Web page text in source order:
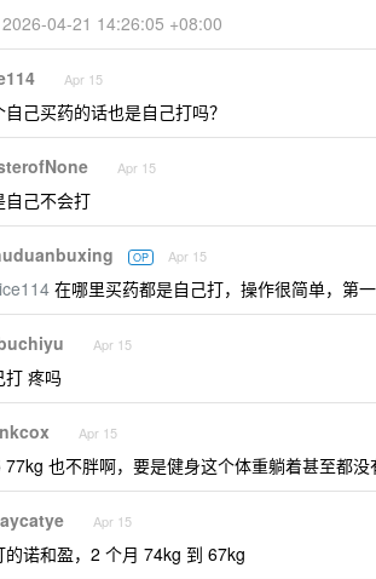
2026-04-21 14:26:05 +08:00
Apr 15
自己买药的话也是自己打吗？
Apr 15
自己不会打
OP Apr 15
在哪里买药都是自己打，操作很简单，第
Apr 15
打 疼吗
Apr 15
77kg 也不胖啊，要是健身这个体重躺着甚至都没
Apr 15
的诺和盈，2 个月 74kg 到 67kg